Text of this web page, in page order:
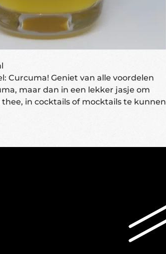
Curcuma! Geniet van alle voordelen
maar dan in een lekker jasje om
in cocktails of mocktails te kunnen